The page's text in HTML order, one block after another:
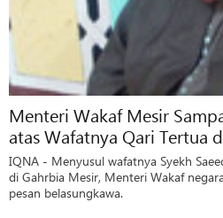
Menteri Wakaf Mesir
atas Wafatnya Qari Tertua
IQNA - Menyusul wafatnya Syekh
di Gahrbia Mesir, Menteri Wakaf
pesan belasungkawa.